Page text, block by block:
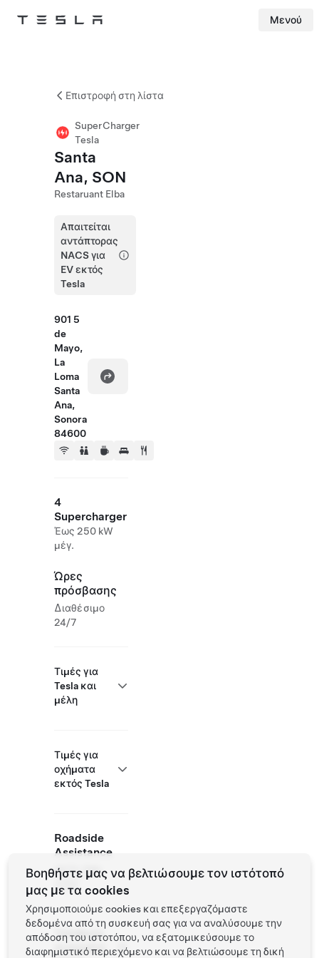
Tesla Μενού
Επιστροφή στη λίστα
SuperCharger
Tesla
Santa
Ana, SON
Restaruant Elba
Απαιτείται
αντάπτορας
NACS για
EV εκτός
Tesla
901 5
de
Mayo,
La
Loma
Santa
Ana,
Sonora
84600
4
Supercharger
Έως 250 kW
μέγ.
Ώρες
πρόσβασης
Διαθέσιμο
24/7
Τιμές για
Tesla και
μέλη
Τιμές για
οχήματα
εκτός Tesla
Roadside
Assistance
(877) 798-
3752
Τοποθεσία
συνεργάτη
Βοηθήστε μας να βελτιώσουμε τον ιστότοπό
μας με τα cookies
Χρησιμοποιούμε cookies και επεξεργαζόμαστε
δεδομένα από τη συσκευή σας για να αναλύσουμε την
απόδοση του ιστοτόπου, να εξατομικεύσουμε το
διαφημιστικό περιεχόμενο και να βελτιώσουμε τη δική